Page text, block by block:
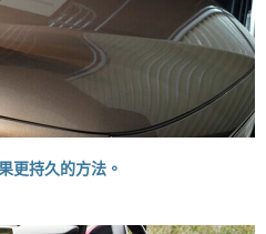
更持久的方法。